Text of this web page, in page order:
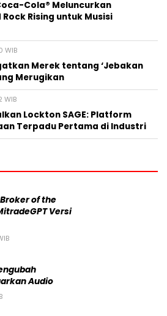
Cola® Meluncurkan
Rising untuk Musisi
WIB
Merek tentang ‘Jebakan
Merugikan
WIB
Lockton SAGE: Platform
Terpadu Pertama di Industri
of the
Versi
Audio